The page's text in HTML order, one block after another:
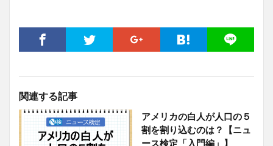
関連する記事
アメリカの白人が人口の５
割を割り込むのは？【ニュ
ース検定「入門編」】